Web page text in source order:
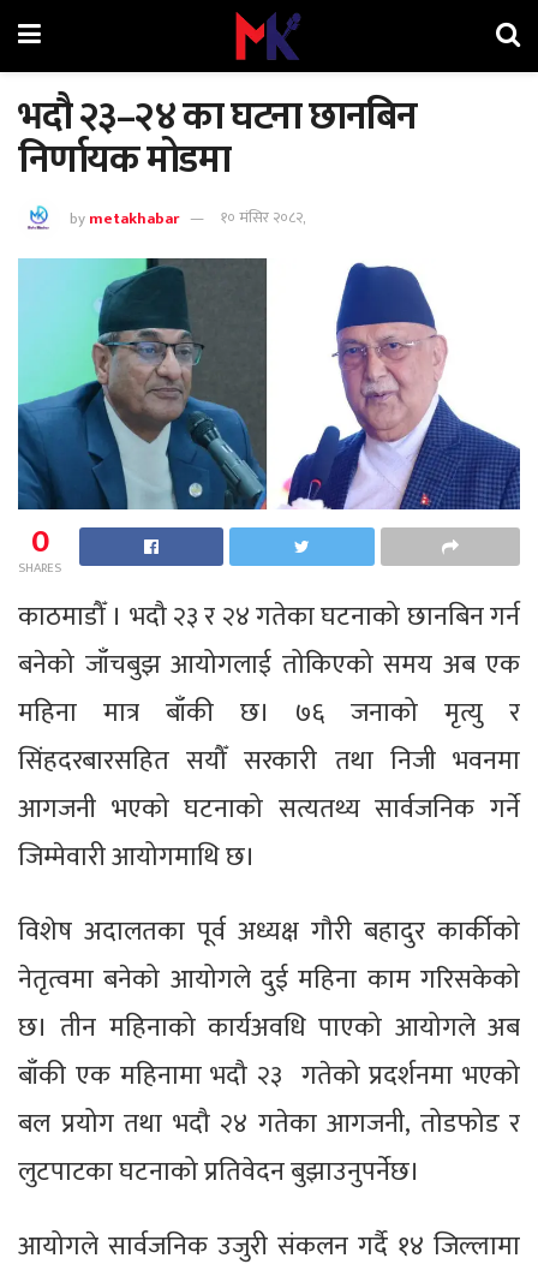
भदौ २३–२४ का घटना छानबिन
निर्णायक मोडमा
bymetakhabar १० मंसिर २०८२,
0
SHARES
काठमाडौँ । भदौ २३ र २४ गतेका घटनाको छानबिन गर्न
बनेको जाँचबुझ आयोगलाई तोकिएको समय अब एक
महिना मात्र बाँकी छ। ७६ जनाको मृत्यु र
सिंहदरबारसहित सयौँ सरकारी तथा निजी भवनमा
आगजनी भएको घटनाको सत्यतथ्य सार्वजनिक गर्ने
जिम्मेवारी आयोगमाथि छ।
विशेष अदालतका पूर्व अध्यक्ष गौरी बहादुर कार्कीको
नेतृत्वमा बनेको आयोगले दुई महिना काम गरिसकेको
छ। तीन महिनाको कार्यअवधि पाएको आयोगले अब
बाँकी एक महिनामा भदौ २३ गतेको प्रदर्शनमा भएको
बल प्रयोग तथा भदौ २४ गतेका आगजनी, तोडफोड र
लुटपाटका घटनाको प्रतिवेदन बुझाउनुपर्नेछ।
आयोगले सार्वजनिक उजुरी संकलन गर्दै १४ जिल्लामा